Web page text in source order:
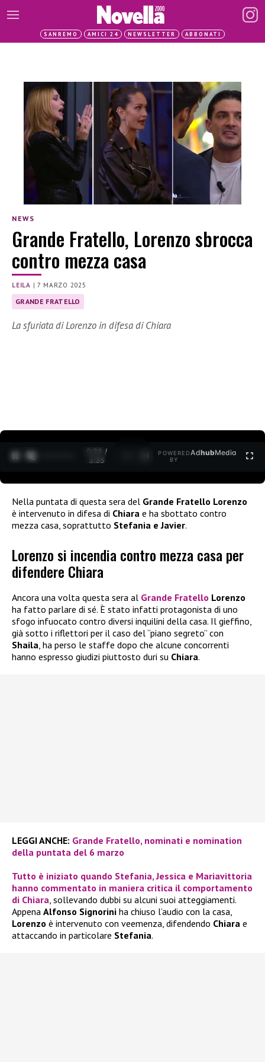
SANREMO AMICI 24 NEWSLETTER ABBONATI
NEWS
Grande Fratello, Lorenzo sbrocca
contro mezza casa
LEILA |7 MARZO 2025
GRANDE FRATELLO
La sfuriata di Lorenzo in difesa di Chiara
0:30 /
3:35
POWERED
BY
AdhubMedia
Nella puntata di questa sera del Grande Fratello Lorenzo
è intervenuto in difesa di Chiara e ha sbottato contro
mezza casa, soprattutto Stefania e Javier.
Lorenzo si incendia contro mezza casa per
difendere Chiara
Ancora una volta questa sera al Grande Fratello Lorenzo
ha fatto parlare di sé. È stato infatti protagonista di uno
sfogo infuocato contro diversi inquilini della casa. Il gieffino,
già sotto i riflettori per il caso del “piano segreto” con
Shaila, ha perso le staffe dopo che alcune concorrenti
hanno espresso giudizi piuttosto duri su Chiara.
LEGGI ANCHE: Grande Fratello, nominati e nomination
della puntata del 6 marzo
Tutto è iniziato quando Stefania, Jessica e Mariavittoria
hanno commentato in maniera critica il comportamento
di Chiara, sollevando dubbi su alcuni suoi atteggiamenti.
Appena Alfonso Signorini ha chiuso l’audio con la casa,
Lorenzo è intervenuto con veemenza, difendendo Chiara e
attaccando in particolare Stefania.